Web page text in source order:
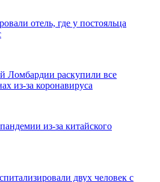
отель, где у постояльца
Ломбардии раскупили все
из-за коронавируса
из-за китайского
двух человек с